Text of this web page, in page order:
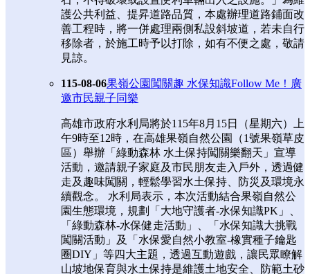
護公共利益、提昇道路品質，本處辦理道路鋪面改
善工程時，將一併處理兩側私設斜坡道，若未自行
移除者，於施工時予以打除，如有不便之處，敬請
見諒。
115-08-06果嶺公園闖關趣 水保知識Follow Me！廣
邀市民親子同樂
高雄市政府水利局將於115年8月15日（星期六）上
午9時至12時，在高雄果嶺自然公園（1號果嶺草皮
區）舉辦「綠動森林 水土保持闖關樂翻天」宣導
活動，邀請親子家庭及市民朋友走入戶外，透過健
走及趣味闖關，輕鬆學習水土保持、防災及環境永
續觀念。 水利局表示，本次活動結合果嶺自然公
園生態環境，規劃「大地守護者-水保知識PK」、
「綠動森林-水保健走活動」、「水保知識大挑戰
闖關活動」及「水保愛自然小教室-橡實種子鑰匙
圈DIY」等四大主題，透過互動遊戲，讓民眾瞭解
山坡地保育與水土保持是維護土地安全、防範土砂